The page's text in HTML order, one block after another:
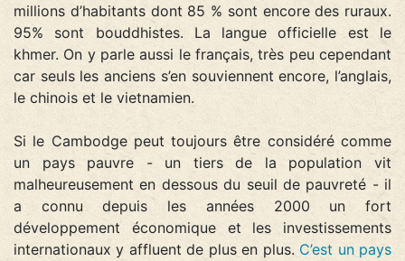
millions d’habitants dont 85 % sont encore des ruraux.
95% sont bouddhistes. La langue officielle est le
khmer. On y parle aussi le français, très peu cependant
car seuls les anciens s’en souviennent encore, l’anglais,
le chinois et le vietnamien.
Si le Cambodge peut toujours être considéré comme
un pays pauvre - un tiers de la population vit
malheureusement en dessous du seuil de pauvreté - il
a connu depuis les années 2000 un fort
développement économique et les investissements
internationaux y affluent de plus en plus. C’est un pays